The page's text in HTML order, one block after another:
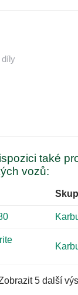
díly
také
vozů:
5 další